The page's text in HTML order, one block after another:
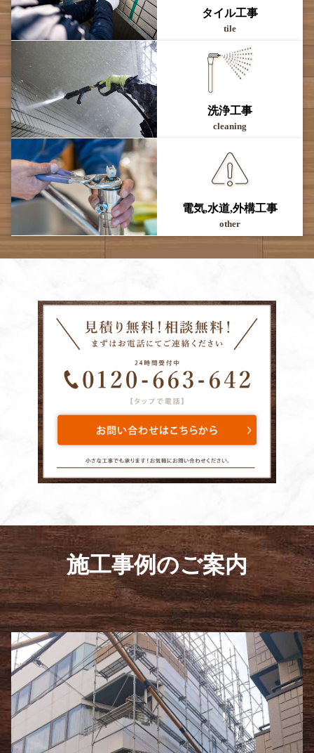
タイル工事
tile
洗浄工事
cleaning
電気,水道,外構工事
other
施工事例のご案内